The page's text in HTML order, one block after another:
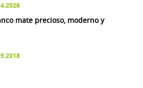
mate precioso, moderno y